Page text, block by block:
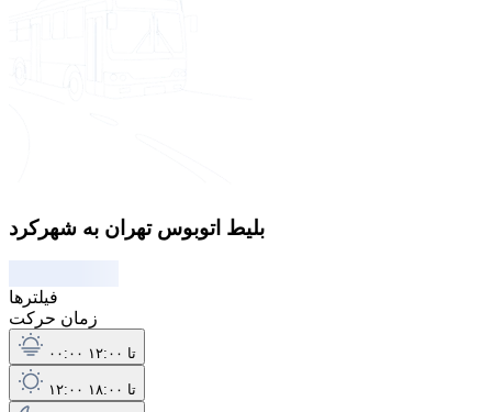
بلیط اتوبوس تهران به شهرکرد
فیلترها
زمان حرکت
۰۰:۰۰ تا ۱۲:۰۰
۱۲:۰۰ تا ۱۸:۰۰